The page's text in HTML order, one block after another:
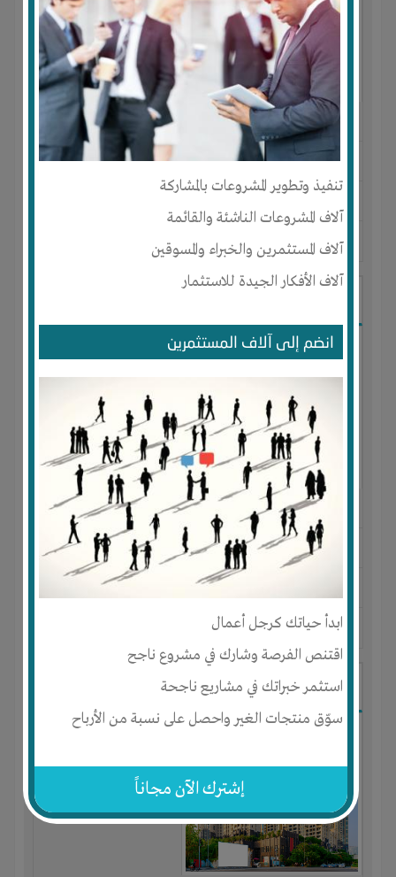
تنفيذ وتطوير المشروعات بالمشاركة
آلاف المشروعات الناشئة والقائمة
آلاف المستثمرين والخبراء والمسوقين
آلاف الأفكار الجيدة للاستثمار
انضم إلى آلاف المستثمرين
ابدأ حياتك كرجل أعمال
اقتنص الفرصة وشارك في مشروع ناجح
استثمر خبراتك في مشاريع ناجحة
سوّق منتجات الغير واحصل على نسبة من الأرباح
إشترك الآن مجاناً
النوع :مستحضرات تجميل
العنوان :المغرب-
AGADIR
-سوس
يحتاج إلي : تسويق
آخر نشاط : منذ 9 اشهر عدد الاعضاء : 0 الأعضاء
النوع :مشروع تجاري
العنوان : مصر -القاهرة-كل المناطق
يحتاج إلي :رأس المال
آخر نشاط :منذ 10 اشهر
شركه تطوير عقاري